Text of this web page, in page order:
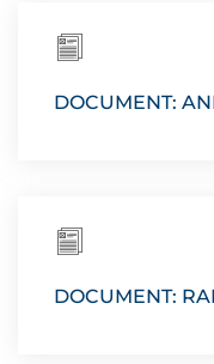
DOCUMENT:
DOCUMENT: